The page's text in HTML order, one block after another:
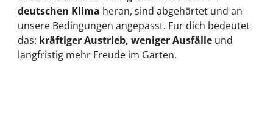
deutschen Klima heran, sind abgehärtet und an
unsere Bedingungen angepasst. Für dich bedeutet
das: kräftiger Austrieb, weniger Ausfälle und
langfristig mehr Freude im Garten.